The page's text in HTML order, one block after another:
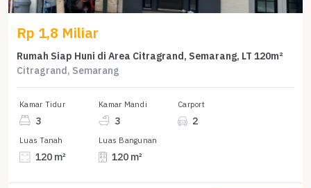
Rp 1,8 Miliar
Rumah Siap Huni di Area Citragrand, Semarang, LT 120m²
Citragrand, Semarang
Kamar Tidur
3
Kamar Mandi
3
Carport
2
Luas Tanah
120 m²
Luas Bangunan
120 m²